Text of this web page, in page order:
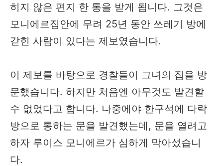
히지 않은 편지 한 통을 받게 됩니다. 그것은
모니에르집안에 무려 25년 동안 쓰레기 방에
갇힌 사람이 있다는 제보였습니다.
이 제보를 바탕으로 경찰들이 그녀의 집을 방
문했습니다. 하지만 처음엔 아무것도 발견할
수 없었다고 합니다. 나중에야 한구석에 다락
방으로 통하는 문을 발견했는데, 문을 열려고
하자 루이스 모니에르가 심하게 막아섰습니
다.